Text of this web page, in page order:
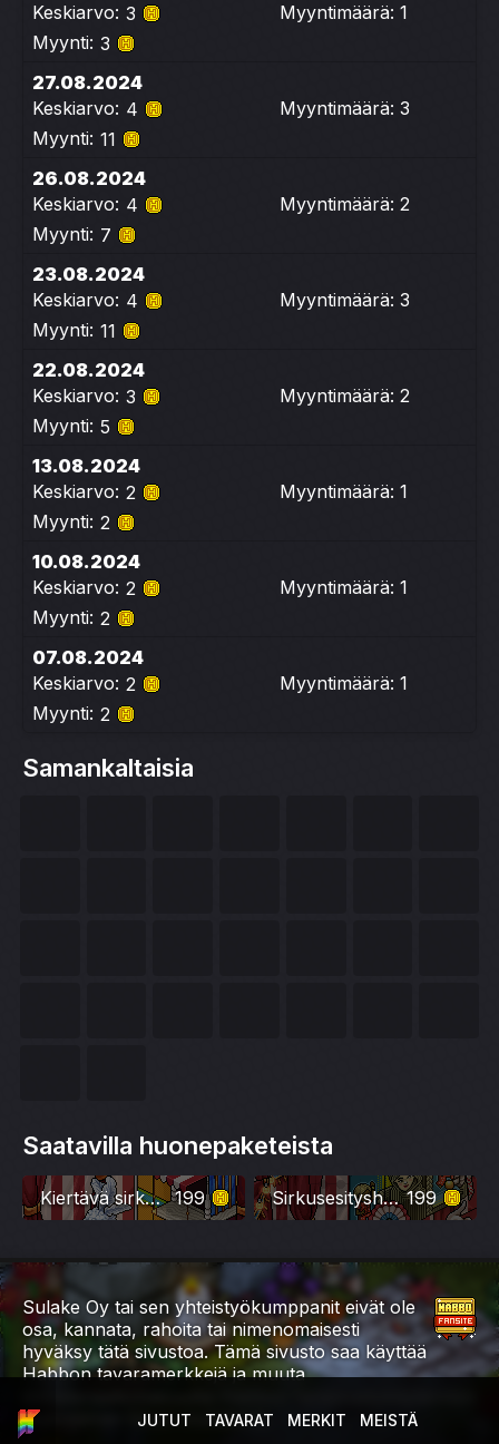
JUTUT TAVARAT MERKIT MEISTÄ
Keskiarvo: 3
Myyntimäärä: 1
Myynti: 3
27.08.2024
Keskiarvo: 4
Myyntimäärä: 3
Myynti: 11
26.08.2024
Keskiarvo: 4
Myyntimäärä: 2
Myynti: 7
23.08.2024
Keskiarvo: 4
Myyntimäärä: 3
Myynti: 11
22.08.2024
Keskiarvo: 3
Myyntimäärä: 2
Myynti: 5
13.08.2024
Keskiarvo: 2
Myyntimäärä: 1
Myynti: 2
10.08.2024
Keskiarvo: 2
Myyntimäärä: 1
Myynti: 2
07.08.2024
Keskiarvo: 2
Myyntimäärä: 1
Myynti: 2
Samankaltaisia
Saatavilla huonepaketeista
Kiertävä sirkus-huonepaketti 199 Sirkusesityshuonepaketti 199
Sulake Oy tai sen yhteistyökumppanit eivät ole
osa, kannata, rahoita tai nimenomaisesti
hyväksy tätä sivustoa. Tämä sivusto saa käyttää
Habbon tavaramerkkejä ja muuta
myöntämän luvan mukaisesti.